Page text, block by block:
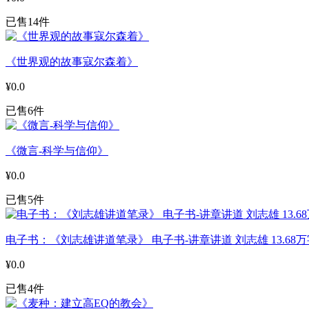
已售14件
《世界观的故事寇尔森着》
¥0.0
已售6件
《微言-科学与信仰》
¥0.0
已售5件
电子书：《刘志雄讲道笔录》 电子书-讲章讲道 刘志雄 13.68
¥0.0
已售4件